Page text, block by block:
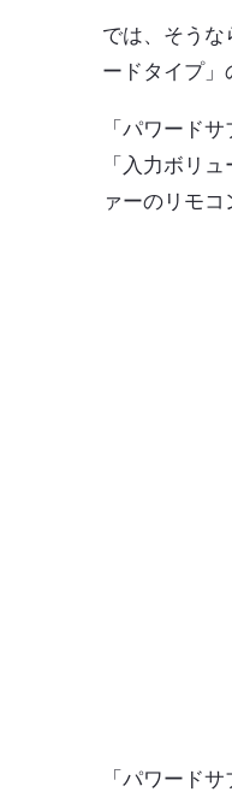
では、そうな
ードタイプ」
「パワード
「入力ボリ
ァーのリモコ
「パワード